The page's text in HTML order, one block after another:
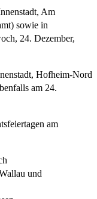
Am
sowie in
24. Dezember,
Hofheim-Nord
am 24.
am
und